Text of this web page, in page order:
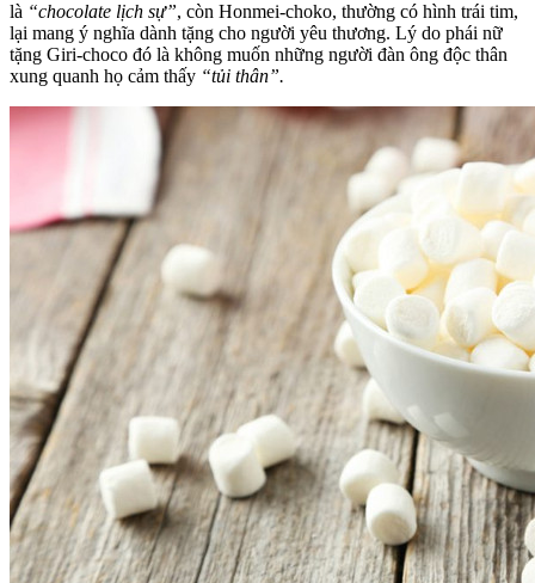
là “chocolate lịch sự”, còn Honmei-choko, thường có hình trái tim,
lại mang ý nghĩa dành tặng cho người yêu thương. Lý do phái nữ
tặng Giri-choco đó là không muốn những người đàn ông độc thân
xung quanh họ cảm thấy “tủi thân”.